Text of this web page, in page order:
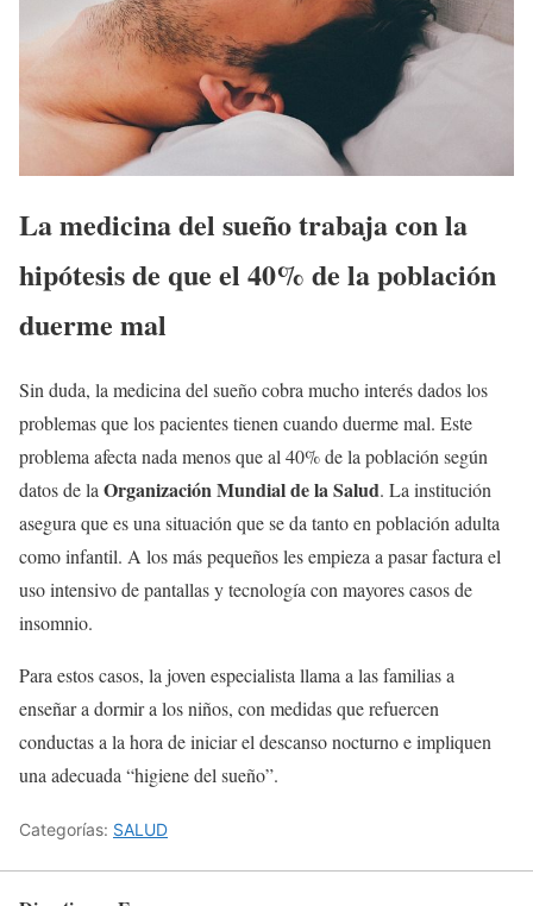
La medicina del sueño trabaja con la
hipótesis de que el 40% de la población
duerme mal
Sin duda, la medicina del sueño cobra mucho interés dados los
problemas que los pacientes tienen cuando duerme mal. Este
problema afecta nada menos que al 40% de la población según
datos de la Organización Mundial de la Salud. La institución
asegura que es una situación que se da tanto en población adulta
como infantil. A los más pequeños les empieza a pasar factura el
uso intensivo de pantallas y tecnología con mayores casos de
insomnio.
Para estos casos, la joven especialista llama a las familias a
enseñar a dormir a los niños, con medidas que refuercen
conductas a la hora de iniciar el descanso nocturno e impliquen
una adecuada “higiene del sueño”.
Categorías: SALUD